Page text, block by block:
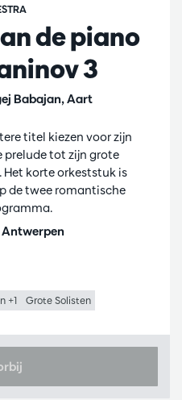
de piano
3
Babajan, Aart
titel kiezen voor zijn
prelude tot zijn grote
Het korte orkeststuk is
de twee romantische
+1 Grote Solisten